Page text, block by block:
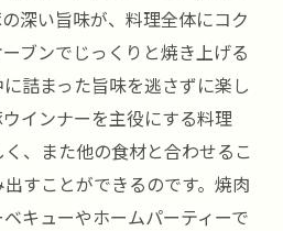
深い旨味が、料理全体にコク
ブンでじっくりと焼き上げる
詰まった旨味を逃さずに楽し
インナーを主役にする料理
、また他の食材と合わせるこ
すことができるのです。焼肉
キューやホームパーティーで